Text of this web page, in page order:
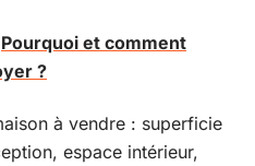
Pourquoi et comment
?
à vendre : superficie
espace intérieur,